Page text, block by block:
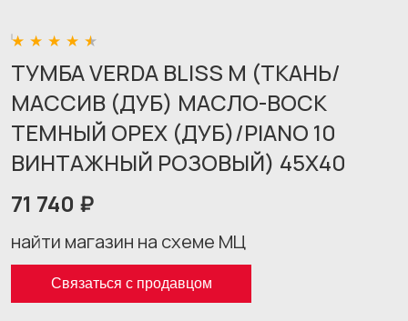
ТУМБА VERDA BLISS M (ТКАНЬ/
МАССИВ (ДУБ) МАСЛО-ВОСК
ТЕМНЫЙ ОРЕХ (ДУБ)/PIANO 10
ВИНТАЖНЫЙ РОЗОВЫЙ) 45X40
71 740 ₽
найти магазин на схеме МЦ
Связаться с продавцом